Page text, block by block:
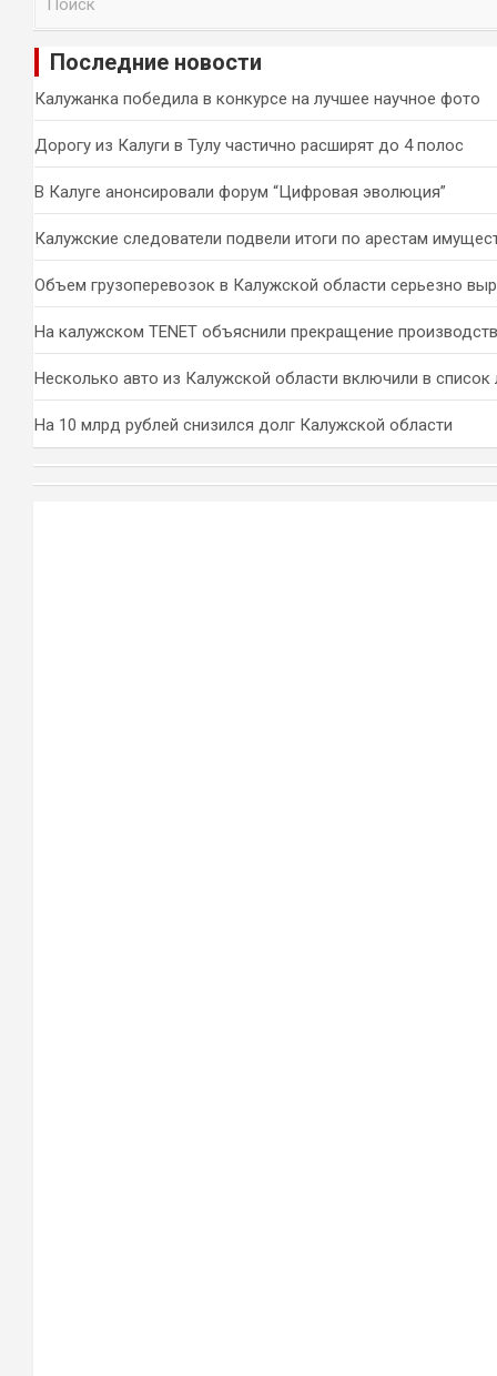
и
Последние новости
Калужанка победила в конкурсе на лучшее научное фото
Дорогу из Калуги в Тулу частично расширят до 4 полос
В Калуге анонсировали форум “Цифровая эволюция”
Калужские следователи подвели итоги по арестам
Объем грузоперевозок в Калужской области серьезно
На калужском TENET объяснили прекращение
Несколько авто из Калужской области включили в список
На 10 млрд рублей снизился долг Калужской области